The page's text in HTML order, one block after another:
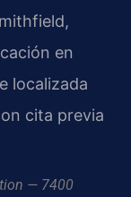
en
localizada
cita previa
— 7400